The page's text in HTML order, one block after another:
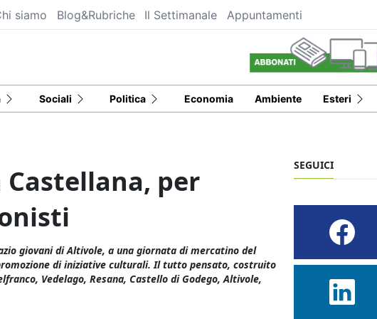
siamo Blog&Rubriche Il Settimanale Appuntamenti
Sociali Politica Economia Ambiente Esteri
per
giovani di Altivole, a una giornata di mercatino del
di iniziative culturali. Il tutto pensato, costruito
Vedelago, Resana, Castello di Godego, Altivole,
SEGUICI